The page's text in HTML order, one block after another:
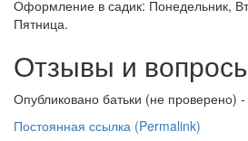
Оформление в садик: Понедельник,
Пятница.
Отзывы и
Опубликовано батьки (не проверено) -
Постоянная ссылка (Permalink)